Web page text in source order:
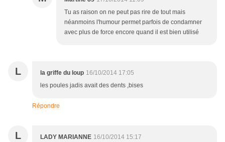
Tu as raison on ne peut pas rire de tout mais
néanmoins l'humour permet parfois de condamner
avec plus de force encore quand il est bien utilisé
L la griffe du loup 16/10/2014 17:05
les poules jadis avait des dents ,bises
Répondre
L LADY MARIANNE 16/10/2014 15:17